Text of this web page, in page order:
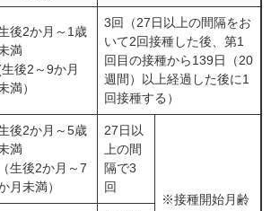
後2か月～1歳
満
生後2～9か月
満）
3回（27日以上の間隔をお
いて2回接種した後、第1
回目の接種から139日（20
週間）以上経過した後に1
回接種する）
後2か月～5歳
満
（生後2か月～7
月未満）
27日以
上の間
隔で3
回
※接種開始月齢